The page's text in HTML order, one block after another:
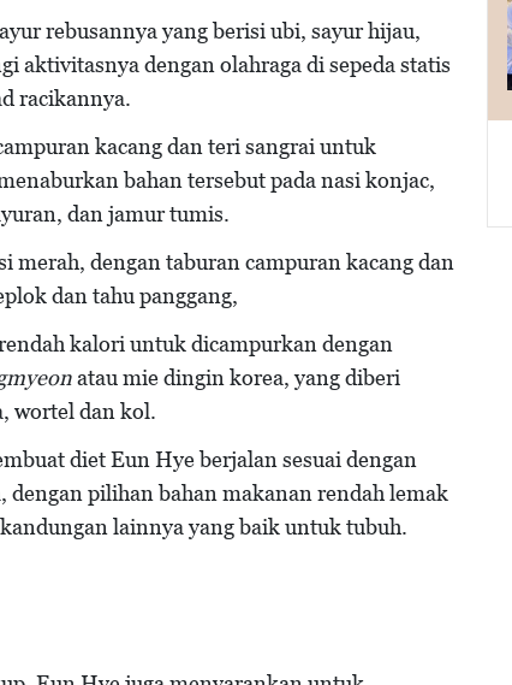
rebusannya yang berisi ubi, sayur hijau,
aktivitasnya dengan olahraga di sepeda statis
racikannya.
kacang dan teri sangrai untuk
bahan tersebut pada nasi konjac,
dan jamur tumis.
merah, dengan taburan campuran kacang dan
dan tahu panggang,
kalori untuk dicampurkan dengan
atau mie dingin korea, yang diberi
wortel dan kol.
diet Eun Hye berjalan sesuai dengan
pilihan bahan makanan rendah lemak
lainnya yang baik untuk tubuh.